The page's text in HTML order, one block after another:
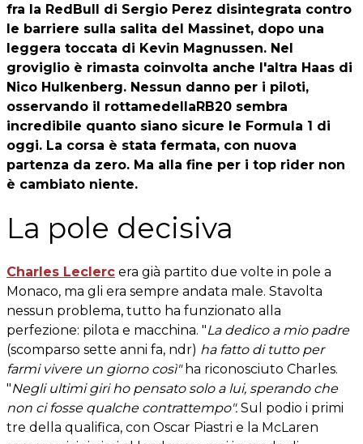
fra la RedBull di Sergio Perez disintegrata contro
le barriere sulla salita del Massinet, dopo una
leggera toccata di Kevin Magnussen. Nel
groviglio è rimasta coinvolta anche l'altra Haas di
Nico Hulkenberg. Nessun danno per i piloti,
osservando il rottamedellaRB20 sembra
incredibile quanto siano sicure le Formula 1 di
oggi. La corsa è stata fermata, con nuova
partenza da zero. Ma alla fine per i top rider non
è cambiato niente.
La pole decisiva
Charles Leclerc era già partito due volte in pole a
Monaco, ma gli era sempre andata male. Stavolta
nessun problema, tutto ha funzionato alla
perfezione: pilota e macchina. "La dedico a mio padre
(scomparso sette anni fa, ndr) ha fatto di tutto per
farmi vivere un giorno così"ha riconosciuto Charles.
"Negli ultimi giri ho pensato solo a lui, sperando che
non ci fosse qualche contrattempo". Sul podio i primi
tre della qualifica, con Oscar Piastri e la McLaren